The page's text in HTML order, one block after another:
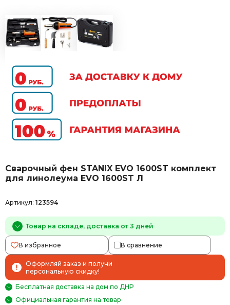
Сварочный фен STANIX EVO 1600ST комплект
для линолеума EVO 1600ST Л
Артикул: 123594
Товар на складе, доставка от 3 дней
В избранное В сравнение
Оформляй заказ и получи
персональную скидку!
Бесплатная доставка на дом по ДНР
Официальная гарантия на товар